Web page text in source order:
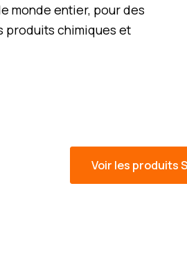
monde entier, pour des
produits chimiques et
Voir les produits